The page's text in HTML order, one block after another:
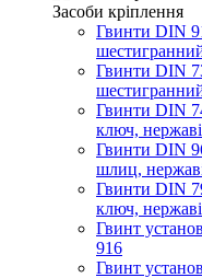
Засоби кріплення
Гвинти DIN
Гвинти DIN
Гвинти DIN
ключ,
Гвинти DIN
шлиц,
Гвинти DIN
ключ,
Гвинт
916
Гвинт